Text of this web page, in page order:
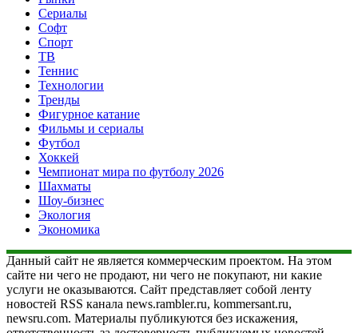
Сериалы
Софт
Спорт
ТВ
Теннис
Технологии
Тренды
Фигурное катание
Фильмы и сериалы
Футбол
Хоккей
Чемпионат мира по футболу 2026
Шахматы
Шоу-бизнес
Экология
Экономика
Данный сайт не является коммерческим проектом. На этом
сайте ни чего не продают, ни чего не покупают, ни какие
услуги не оказываются. Сайт представляет собой ленту
новостей RSS канала news.rambler.ru, kommersant.ru,
newsru.com. Материалы публикуются без искажения,